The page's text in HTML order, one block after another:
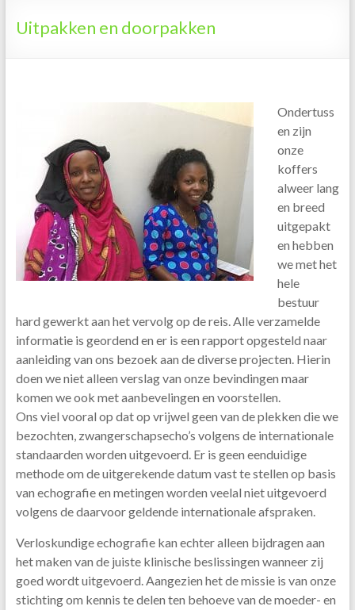
Tanzania
Uitpakken en doorpakken
Ondertuss
en zijn
onze
koffers
alweer lang
en breed
uitgepakt
en hebben
we met het
hele
bestuur
hard gewerkt aan het vervolg op de reis. Alle verzamelde
informatie is geordend en er is een rapport opgesteld naar
aanleiding van ons bezoek aan de diverse projecten. Hierin
doen we niet alleen verslag van onze bevindingen maar
komen we ook met aanbevelingen en voorstellen.
Ons viel vooral op dat op vrijwel geen van de plekken die we
bezochten, zwangerschapsecho’s volgens de internationale
standaarden worden uitgevoerd. Er is geen eenduidige
methode om de uitgerekende datum vast te stellen op basis
van echografie en metingen worden veelal niet uitgevoerd
volgens de daarvoor geldende internationale afspraken.
Verloskundige echografie kan echter alleen bijdragen aan
het maken van de juiste klinische beslissingen wanneer zij
goed wordt uitgevoerd. Aangezien het de missie is van onze
stichting om kennis te delen ten behoeve van de moeder- en